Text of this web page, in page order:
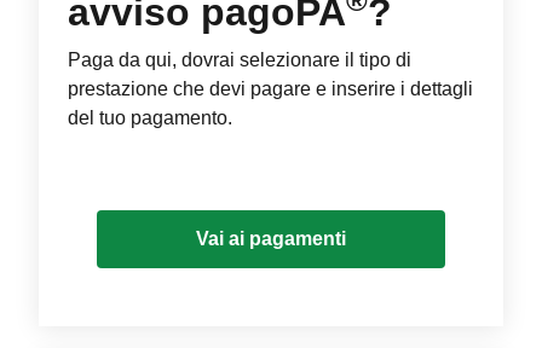
avviso pagoPA ?
Paga da qui, dovrai selezionare il tipo di
prestazione che devi pagare e inserire i dettagli
del tuo pagamento.
Vai ai pagamenti